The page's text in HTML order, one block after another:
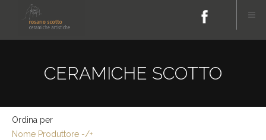
CERAMICHE SCOTTO
Ordina per
Nome Produttore -/+